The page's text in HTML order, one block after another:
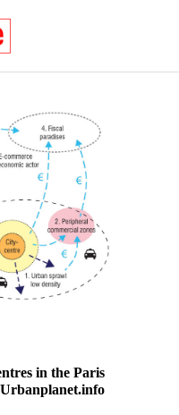
in the Paris